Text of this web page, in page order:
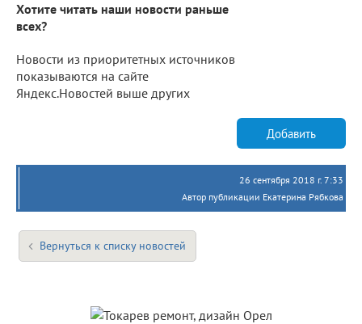
Хотите читать наши новости раньше
всех?
Новости из приоритетных источников
показываются на сайте
Яндекс.Новостей выше других
Добавить
26 сентября 2018 г. 7:33
Автор публикации Екатерина Рябкова
Вернуться к списку новостей